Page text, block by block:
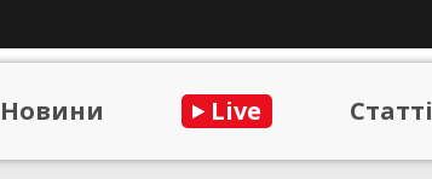
Новини Live Статтi